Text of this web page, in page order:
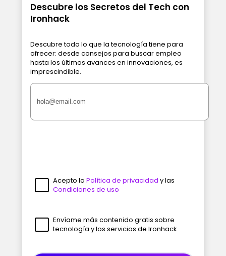
Descubre los Secretos del Tech con
Ironhack
Descubre todo lo que la tecnología tiene para
ofrecer: desde consejos para buscar empleo
hasta los últimos avances en innovaciones, es
imprescindible.
Acepto la Política de privacidad y las
Condiciones de uso
Envíame más contenido gratis sobre
tecnología y los servicios de Ironhack